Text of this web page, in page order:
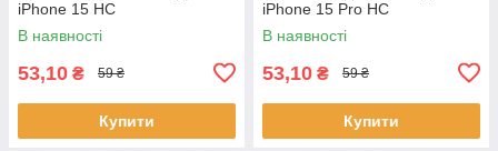
iPhone 15 HC
В наявності
53,10 ₴ 59 ₴
Купити
iPhone 15 Pro HC
В наявності
53,10 ₴ 59 ₴
Купити